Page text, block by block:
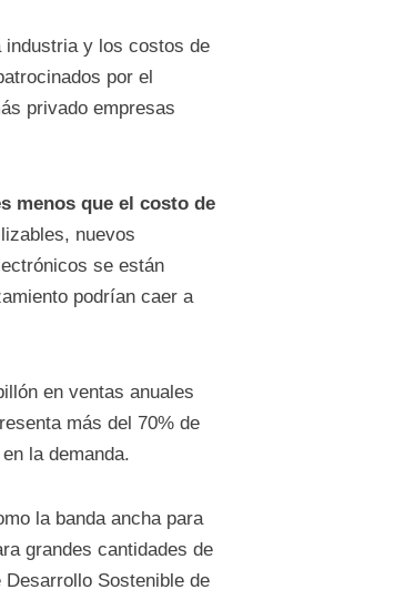
y los costos de
por el
privado empresas
menos que el costo de
nuevos
se están
podrían caer a
en ventas anuales
más del 70% de
la demanda.
la banda ancha para
grandes cantidades de
Sostenible de